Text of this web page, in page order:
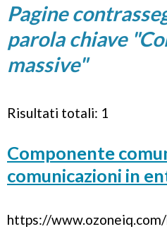
Pagine
parola chiave
massive"
Risultati totali: 1
Componente
comunicazioni in
https://